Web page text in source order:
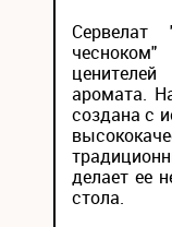
аромата.
создана с
делает ее
стола.